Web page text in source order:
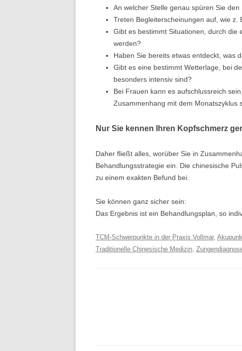
An welcher Stelle genau spüren Sie den
Treten Begleiterscheinungen auf, wie z.
Gibt es bestimmt Situationen, durch die
werden?
Haben Sie bereits etwas entdeckt, was
Gibt es eine bestimmt Wetterlage, bei
besonders intensiv sind?
Bei Frauen kann es aufschlussreich
Zusammenhang mit dem Monatszyklus
Nur Sie kennen Ihren Kopfschmerz
Daher fließt alles, worüber Sie in
Behandlungsstrategie ein. Die chinesische
zu einem exakten Befund bei.
Sie können ganz sicher sein:
Das Ergebnis ist ein Behandlungsplan, so
TCM-Schwerpunkte in der Praxis Vollmar,
Traditionelle Chinesische Medizin,